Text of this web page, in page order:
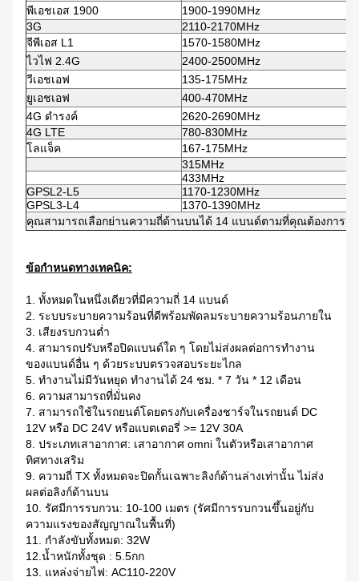
พีเอชเอส 1900
1900-1990MHz
3G
2110-2170MHz
จีพีเอส L1
1570-1580MHz
ไวไฟ 2.4G
2400-2500MHz
วีเอชเอฟ
135-175MHz
ยูเอชเอฟ
400-470MHz
4G ดำรงค์
2620-2690MHz
4G LTE
780-830MHz
โลแจ็ค
167-175MHz
315MHz
433MHz
GPSL2-L5
1170-1230MHz
GPSL3-L4
1370-1390MHz
คุณสามารถเลือกย่านความถี่ด้านบนได้ 14 แบนด์ตามที่คุณต้องการ ห
ข้อกำหนดทางเทคนิค:
1. ทั้งหมดในหนึ่งเดียวที่มีความถี่ 14 แบนด์
2. ระบบระบายความร้อนที่ดีพร้อมพัดลมระบายความร้อนภายใน
3. เสียงรบกวนต่ำ
4. สามารถปรับหรือปิดแบนด์ใด ๆ โดยไม่ส่งผลต่อการทำงาน
ของแบนด์อื่น ๆ ด้วยระบบตรวจสอบระยะไกล
5. ทำงานไม่มีวันหยุด ทำงานได้ 24 ชม. * 7 วัน * 12 เดือน
6. ความสามารถที่มั่นคง
7. สามารถใช้ในรถยนต์โดยตรงกับเครื่องชาร์จในรถยนต์ DC
12V หรือ DC 24V หรือแบตเตอรี่ >= 12V 30A
8. ประเภทเสาอากาศ: เสาอากาศ omni ในตัวหรือเสาอากาศ
ทิศทางเสริม
9. ความถี่ TX ทั้งหมดจะปิดกั้นเฉพาะลิงก์ด้านล่างเท่านั้น ไม่ส่ง
ผลต่อลิงก์ด้านบน
10. รัศมีการรบกวน: 10-100 เมตร (รัศมีการรบกวนขึ้นอยู่กับ
ความแรงของสัญญาณในพื้นที่)
11. กำลังขับทั้งหมด: 32W
12.น้ำหนักทั้งชุด : 5.5กก
13. แหล่งจ่ายไฟ: AC110-220V